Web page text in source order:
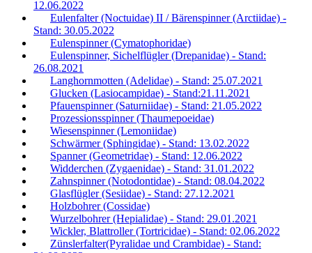
12.06.2022
Eulenfalter (Noctuidae) II / Bärenspinner (Arctiidae) -
Stand: 30.05.2022
Eulenspinner (Cymatophoridae)
Eulenspinner, Sichelflügler (Drepanidae) - Stand:
26.08.2021
Langhornmotten (Adelidae) - Stand: 25.07.2021
Glucken (Lasiocampidae) - Stand:21.11.2021
Pfauenspinner (Saturniidae) - Stand: 21.05.2022
Prozessionsspinner (Thaumepoeidae)
Wiesenspinner (Lemoniidae)
Schwärmer (Sphingidae) - Stand: 13.02.2022
Spanner (Geometridae) - Stand: 12.06.2022
Widderchen (Zygaenidae) - Stand: 31.01.2022
Zahnspinner (Notodontidae) - Stand: 08.04.2022
Glasflügler (Sesiidae) - Stand: 27.12.2021
Holzbohrer (Cossidae)
Wurzelbohrer (Hepialidae) - Stand: 29.01.2021
Wickler, Blattroller (Tortricidae) - Stand: 02.06.2022
Zünslerfalter(Pyralidae und Crambidae) - Stand: